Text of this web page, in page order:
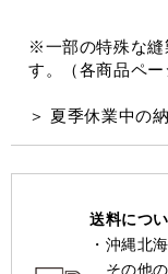
※一部の特殊な縫
す。（各商品ペー
＞ 夏季休業中の
送料につ
・沖縄北
その他の